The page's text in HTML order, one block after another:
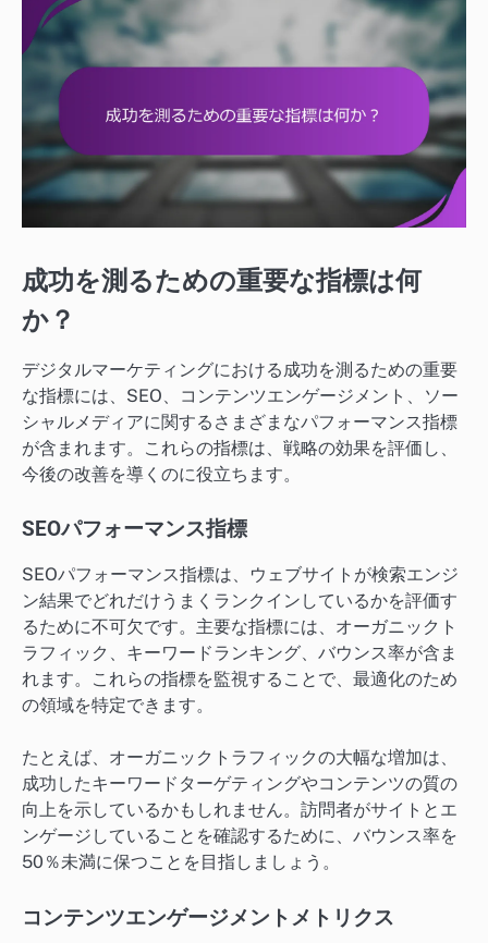
成功を測るための重要な指標は何
か？
デジタルマーケティングにおける成功を測るための重要
な指標には、SEO、コンテンツエンゲージメント、ソー
シャルメディアに関するさまざまなパフォーマンス指標
が含まれます。これらの指標は、戦略の効果を評価し、
今後の改善を導くのに役立ちます。
SEOパフォーマンス指標
SEOパフォーマンス指標は、ウェブサイトが検索エンジ
ン結果でどれだけうまくランクインしているかを評価す
るために不可欠です。主要な指標には、オーガニックト
ラフィック、キーワードランキング、バウンス率が含ま
れます。これらの指標を監視することで、最適化のため
の領域を特定できます。
たとえば、オーガニックトラフィックの大幅な増加は、
成功したキーワードターゲティングやコンテンツの質の
向上を示しているかもしれません。訪問者がサイトとエ
ンゲージしていることを確認するために、バウンス率を
50％未満に保つことを目指しましょう。
コンテンツエンゲージメントメトリクス